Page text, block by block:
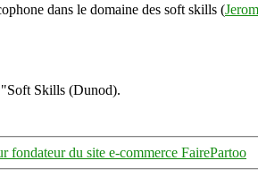
dans le domaine des soft skills (
Skills (Dunod).
fondateur du site e-commerce FairePartoo